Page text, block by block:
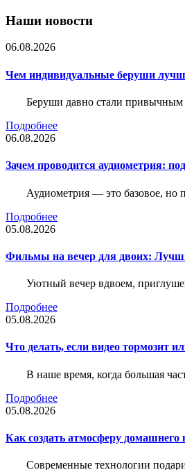
Наши новости
06.08.2026
Чем индивидуальные беруши
Беруши давно стали
Подробнее
06.08.2026
Зачем проводится аудиометрия:
Аудиометрия — это базовое, но
Подробнее
05.08.2026
Фильмы на вечер для двоих:
Уютный вечер вдвоем,
Подробнее
05.08.2026
Что делать, если видео тормозит
В наше время, когда большая
Подробнее
05.08.2026
Как создать атмосферу
Современные технологии